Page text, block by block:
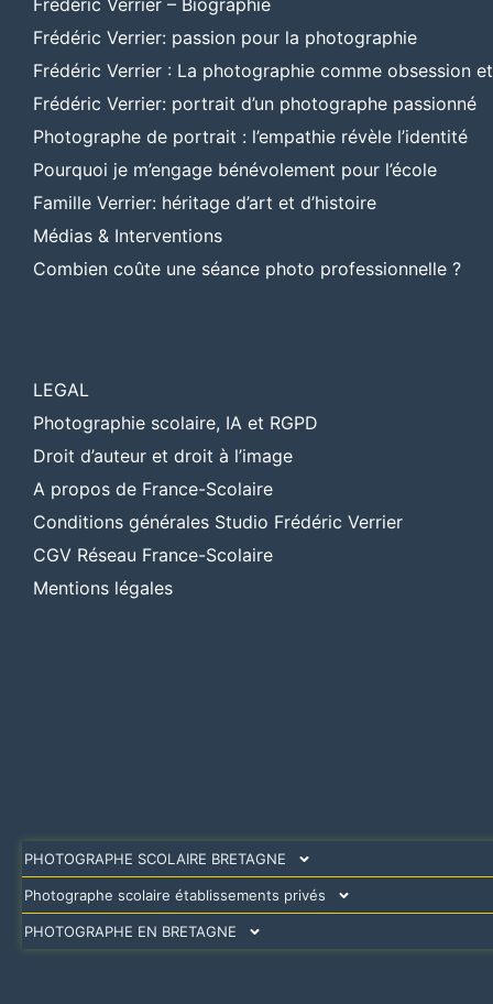
Frédéric Verrier – Biographie
Frédéric Verrier: passion pour la photographie
Frédéric Verrier : La photographie comme obsession
Frédéric Verrier: portrait d’un photographe passionné
Photographe de portrait : l’empathie révèle l’identité
Pourquoi je m’engage bénévolement pour l’école
Famille Verrier: héritage d’art et d’histoire
Médias & Interventions
Combien coûte une séance photo professionnelle ?
LEGAL
Photographie scolaire, IA et RGPD
Droit d’auteur et droit à l’image
A propos de France-Scolaire
Conditions générales Studio Frédéric Verrier
CGV Réseau France-Scolaire
Mentions légales
PHOTOGRAPHE SCOLAIRE BRETAGNE
Photographe scolaire établissements privés
PHOTOGRAPHE EN BRETAGNE